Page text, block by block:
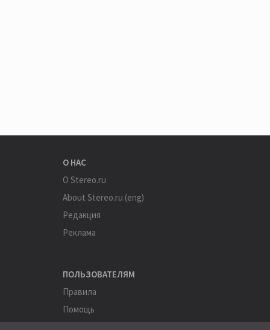
О НАС
О Stereo.ru
About Stereo.ru (eng)
Редакция
Реклама
ПОЛЬЗОВАТЕЛЯМ
Правила
Помощь